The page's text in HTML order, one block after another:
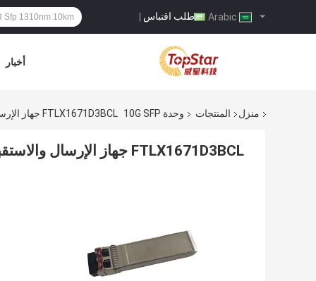
طلب اقتباس |
أخبار
منزل المنتجات وحدة 10G SFP FTLX1671D3BCL جهاز الإرسال والاستقبال البصري Finisar 10G SFP 1550nm SMF
FTLX1671D3BCL جهاز الإرسال والاستقبال البصري Finisar 10G SFP 1550nm SMF